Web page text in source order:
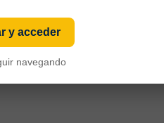
y acceder
navegando